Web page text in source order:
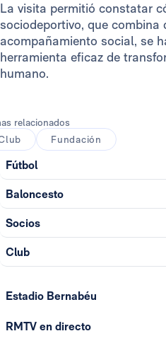
La visita permitió constatar
sociodeportivo, que combina
acompañamiento social, se
herramienta eficaz de
humano.
relacionados
Fundación
Fútbol
Baloncesto
Socios
Club
Estadio Bernabéu
RMTV en directo